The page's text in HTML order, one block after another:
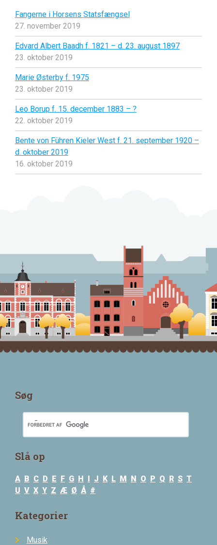
Fangerne i Horsens Statsfængsel
27. november 2019
Edvard Albert Baadh f. 1821 – d. 23. august 1897
23. oktober 2019
Marie Østerby f. 1975
23. oktober 2019
Leo Borup f. 15. december 1883 – ?
22. oktober 2019
Bente von Führen Kieler West f. 21. september 1920 –
d. oktober 2019
16. oktober 2019
Søg
Slå op
A B C D E F G H I J K L M N O P Q R S T
U V X Y Z Æ Ø Å #
Kategorier
Musik